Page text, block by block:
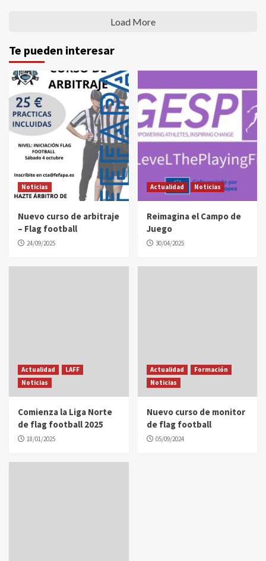
Load More
Te pueden interesar
Noticias
Nuevo curso de arbitraje
– Flag football
24/09/2025
Actualidad Noticias
Reimagina el Campo de
Juego
30/04/2025
Actualidad
LAFF
Noticias
Comienza la Liga Norte
de flag football 2025
18/01/2025
Actualidad
Formación
Noticias
Nuevo curso de monitor
de flag football
05/09/2024